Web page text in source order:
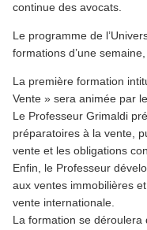
continue des avocats.
Le programme de
formations d’une
La première formation
Vente » sera animée par
Le Professeur Grimaldi
préparatoires à la vente,
vente et les obligations
Enfin, le Professeur
aux ventes immobilières
vente internationale.
La formation se déroulera